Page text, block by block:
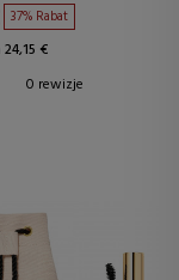
37% Rabat
€
0 rewizje